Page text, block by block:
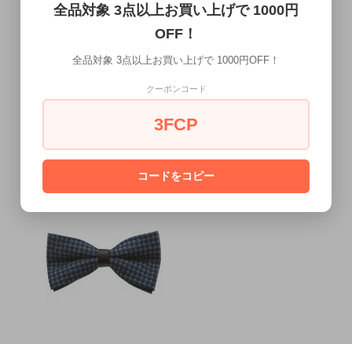
SOLD OUT
全品対象 3点以上お買い上げで 1000円
OFF！
全品対象 3点以上お買い上げで 1000円OFF！
クーポンコード
3FCP
コードをコピー